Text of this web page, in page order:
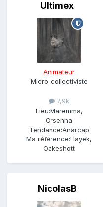
Ultimex
Animateur
Micro-collectiviste
7,9k
Lieu:Maremma,
Orsenna
Tendance:Anarcap
Ma référence:Hayek,
Oakeshott
NicolasB